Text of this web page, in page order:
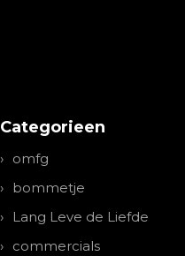
Categorieen
omfg
bommetje
Lang Leve de Liefde
commercials